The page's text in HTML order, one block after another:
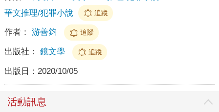
華文推理/犯罪小說
追蹤
作者： 游善鈞 追蹤
出版社： 鏡文學 追蹤
出版日： 2020/10/05
活動訊息